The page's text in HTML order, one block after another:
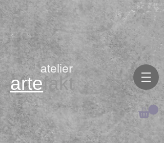
artefakt
atelier